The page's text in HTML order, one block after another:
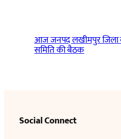
आज जनपद लखीमपुर जिला
समिति की बैठक
Social Connect